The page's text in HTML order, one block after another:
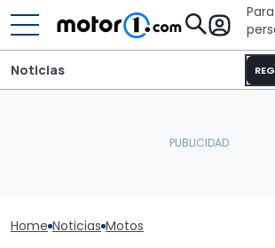
Noticias
Home Noticias Motos